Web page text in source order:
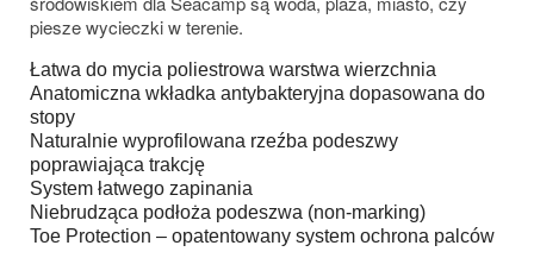
piesze wycieczki w terenie.
Łatwa do mycia poliestrowa warstwa wierzchnia
Anatomiczna wkładka antybakteryjna dopasowana do
stopy
Naturalnie wyprofilowana rzeźba podeszwy
poprawiająca trakcję
System łatwego zapinania
Niebrudząca podłoża podeszwa (non-marking)
Toe Protection – opatentowany system ochrona palców